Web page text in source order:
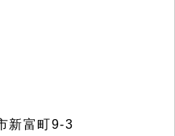
新富町9-3